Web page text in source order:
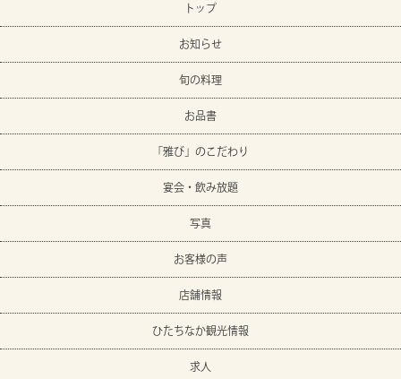
トップ
お知らせ
旬の料理
お品書
「雅び」のこだわり
宴会・飲み放題
写真
お客様の声
店舗情報
ひたちなか観光情報
求人